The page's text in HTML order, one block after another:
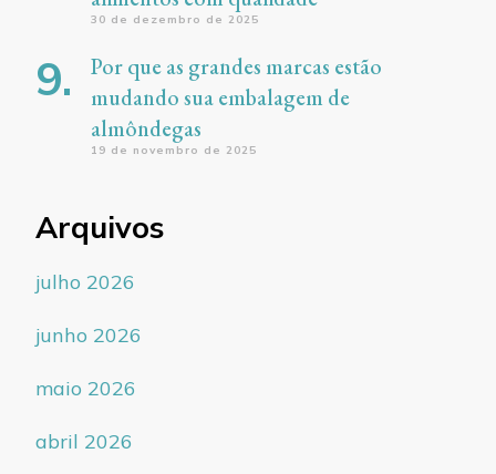
30 de dezembro de 2025
Por que as grandes marcas estão
mudando sua embalagem de
almôndegas
19 de novembro de 2025
Arquivos
julho 2026
junho 2026
maio 2026
abril 2026